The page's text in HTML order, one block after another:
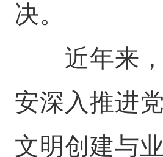
决。
近年来，
安深入推进
文明创建与